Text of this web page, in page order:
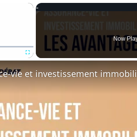
×
Now
vie et investissement